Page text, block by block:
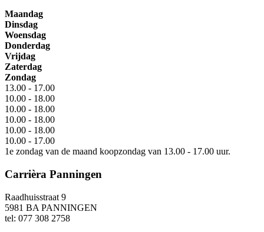
Maandag
Dinsdag
Woensdag
Donderdag
Vrijdag
Zaterdag
Zondag
13.00 - 17.00
10.00 - 18.00
10.00 - 18.00
10.00 - 18.00
10.00 - 18.00
10.00 - 17.00
1e zondag van de maand koopzondag van 13.00 - 17.00 uur.
Carrièra Panningen
Raadhuisstraat 9
5981 BA PANNINGEN
tel: 077 308 2758